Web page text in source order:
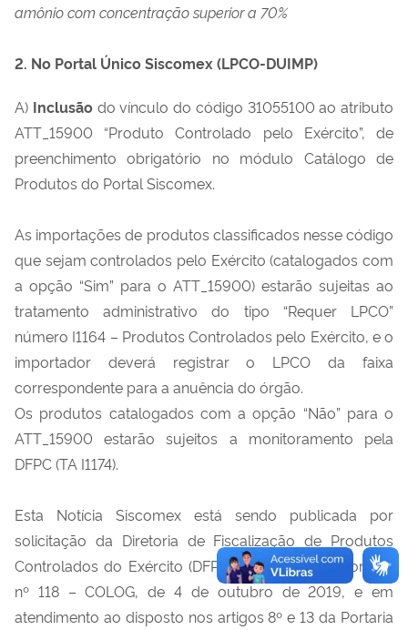
amônio com concentração superior a 70%
2. No Portal Único Siscomex (LPCO-DUIMP)
A) Inclusãodo vínculo do código 31055100 ao atributo
ATT_15900 “Produto Controlado pelo Exército”, de
preenchimento obrigatório no módulo Catálogo de
Produtos do Portal Siscomex.
As importações de produtos classificados nesse código
que sejam controlados pelo Exército (catalogados com
a opção “Sim” para o ATT_15900) estarão sujeitas ao
tratamento administrativo do tipo “Requer LPCO”
número I1164 – Produtos Controlados pelo Exército, e o
importador deverá registrar o LPCO da faixa
correspondente para a anuência do órgão.
Os produtos catalogados com a opção “Não” para o
ATT_15900 estarão sujeitos a monitoramento pela
DFPC (TA I1174).
Esta Notícia Siscomex está sendo publicada por
solicitação da Diretoria de Fiscalização de Produtos
Controlados do Exército (DFPC), com base na Portaria
nº 118 – COLOG, de 4 de outubro de 2019, e em
atendimento ao disposto nos artigos 8º e 13 da Portaria